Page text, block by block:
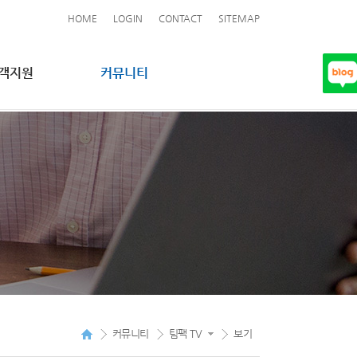
HOME LOGIN CONTACT SITEMAP
지원 커뮤니티
커뮤니티 팀팩 TV 보기